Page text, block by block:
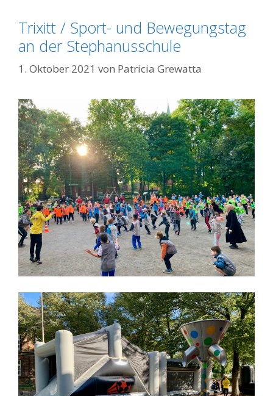
Trixitt / Sport- und Bewegungstag
an der Stephanusschule
1. Oktober 2021 von Patricia Grewatta